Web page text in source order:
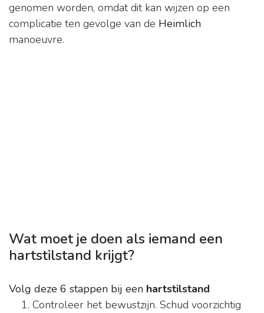
genomen worden, omdat dit kan wijzen op een
complicatie ten gevolge van de Heimlich
manoeuvre.
Wat moet je doen als iemand een
hartstilstand krijgt?
Volg deze 6 stappen bij een hartstilstand
Controleer het bewustzijn. Schud voorzichtig